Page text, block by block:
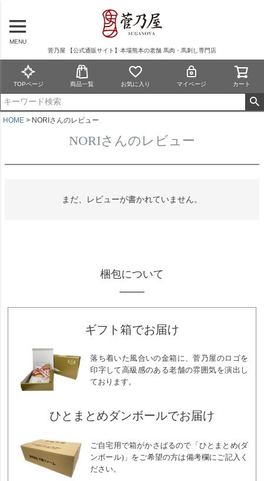
MENU
菅乃屋 【公式通販サイト】本場熊本の老舗 馬肉・馬刺し専門店
TOPページ 商品一覧 お気に入り マイページ カート
HOME NORIさんのレビュー
NORIさんのレビュー
まだ、レビューが書かれていません。
梱包について
ギフト箱でお届け
落ち着いた風合いの金箱に、菅乃屋のロゴを
印字して高級感のある老舗の雰囲気を演出し
ております。
ひとまとめダンボールでお届け
ご自宅用で箱がかさばるので「ひとまとめ(ダ
ンボール)」をご希望の方は備考欄にご記入く
ださい。